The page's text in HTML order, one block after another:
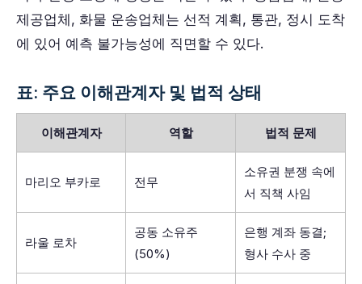
제공업체, 화물 운송업체는 선적 계획, 통관, 정시 도착
에 있어 예측 불가능성에 직면할 수 있다.
표: 주요 이해관계자 및 법적 상태
이해관계자 역할 법적 문제
마리오 부카로 전무
소유권 분쟁 속에
서 직책 사임
라울 로차
공동 소유주
(50%)
은행 계좌 동결;
형사 수사 중